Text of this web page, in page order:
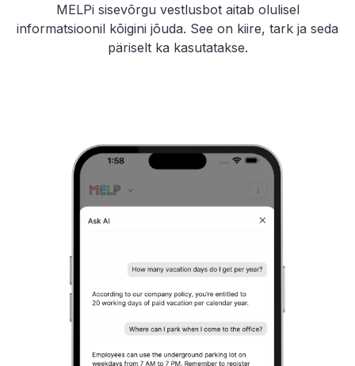
MELPi sisevõrgu vestlusbot aitab olulisel
informatsioonil kõigini jõuda. See on kiire, tark ja seda
päriselt ka kasutatakse.